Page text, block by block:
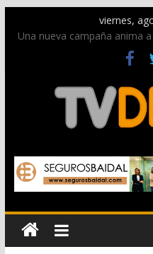
viernes,
Una nueva campaña anima
Paco Adsuar dona al Arxiu
de la memoria visual de la
La Entraeta Festera llena de
Campo con la recepción a la
El XII Festival de Jazz de
figuras nacionales e
Torrecremada
Los Moros y Cristianos 2026
dan inicio a las fiestas en